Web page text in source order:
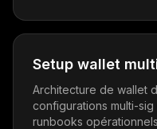
Setup wallet
Architecture de wallet
configurations multi-sig
runbooks